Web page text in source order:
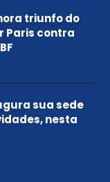
triunfo do
Paris contra
sua sede
nesta